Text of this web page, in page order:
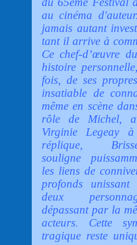
au cinéma
jamais autant
tant il arrive à
Ce chef-d’œuvre
histoire
fois, de ses
insatiable de
même en scène
rôle de Michel,
Virginie Legeay
réplique,
souligne
les liens de
profonds unissant
deux
dépassant par la
acteurs. Cette
tragique reste